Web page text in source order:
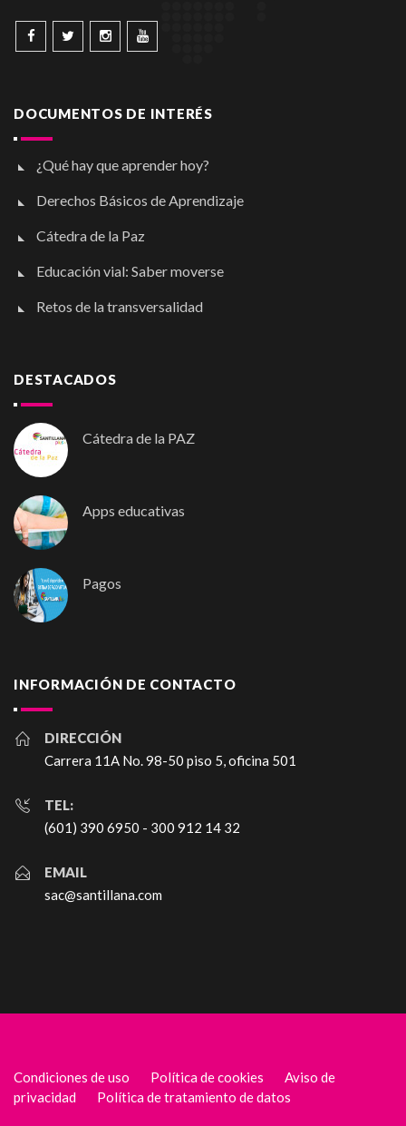
DOCUMENTOS DE INTERÉS
¿Qué hay que aprender hoy?
Derechos Básicos de Aprendizaje
Cátedra de la Paz
Educación vial: Saber moverse
Retos de la transversalidad
DESTACADOS
Cátedra de la PAZ
Apps educativas
Pagos
INFORMACIÓN DE CONTACTO
DIRECCIÓN
Carrera 11A No. 98-50 piso 5, oficina 501
TEL:
(601) 390 6950 - 300 912 14 32
EMAIL
sac@santillana.com
Condiciones de uso Política de cookies
Aviso de
privacidad
Política de tratamiento de datos